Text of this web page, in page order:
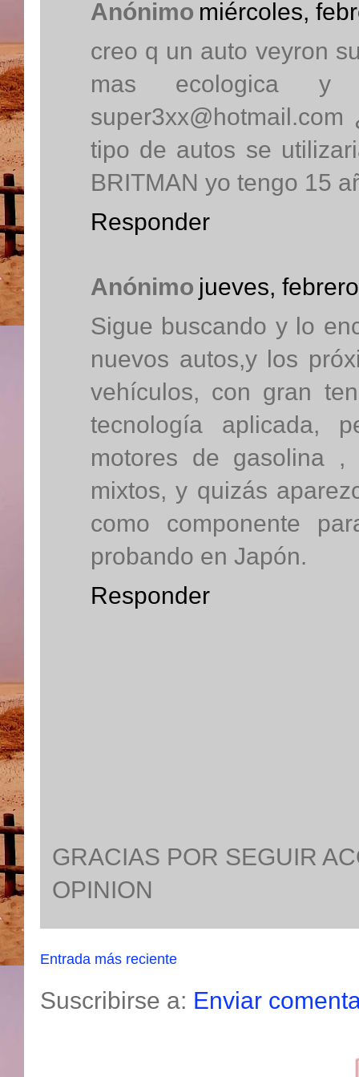
Anónimo miércoles,
creo q un auto veyron
mas ecologica y
tipo de autos se
BRITMAN yo tengo 15
Responder
Anónimo jueves,
Sigue buscando y lo
nuevos autos,y los
vehículos, con gran
tecnología aplicada,
motores de gasolina ,
mixtos, y quizás
como componente
probando en Japón.
Responder
GRACIAS POR SEGUIR
OPINION
Entrada más reciente
Suscribirse a: Enviar